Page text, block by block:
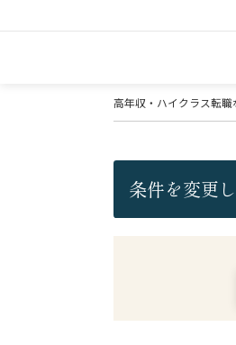
高年収・ハイクラス転
条件を変更